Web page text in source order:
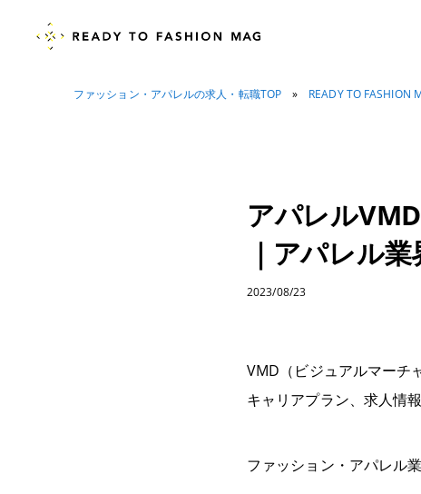
ファッション・アパレルの求人・転職TOP » READY TO FASHION
アパレル
｜アパレル
2023/08/23
VMD（ビジュアルマーチ
キャリアプラン、求人情
ファッション・アパレル